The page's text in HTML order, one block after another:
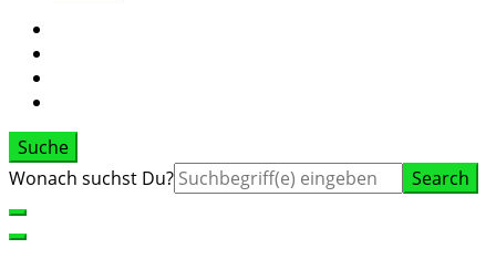
Suche
Suche
Wonach suchst Du?